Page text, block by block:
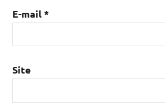
madeira
mesa
epoxi
mesa
E-mail*
Site